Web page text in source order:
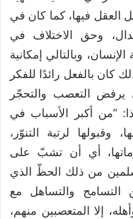
العقل فيها، كما كان في
وحق الاختلاف في
وبالتالي إمكانية
كان بالفعل رائدًا للفكر
يرفض التعصب والتحجّر
“من أكبر الأسباب في
وقبولها لرتبة التنوّر،
أي أن تشبّ على
من ذلك الحظّ الذي
والتساهل مع
إلا المتعصبين منهم،